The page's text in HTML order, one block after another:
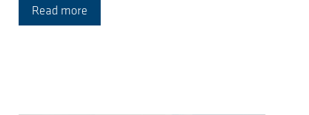
Read more